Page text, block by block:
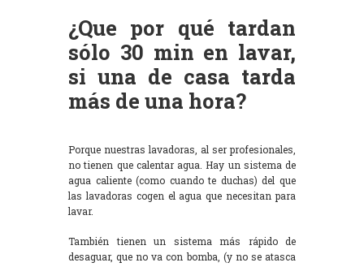
¿Que por qué tardan
sólo 30 min en lavar,
si una de casa tarda
más de una hora?
Porque nuestras lavadoras, al ser profesionales,
no tienen que calentar agua. Hay un sistema de
agua caliente (como cuando te duchas) del que
las lavadoras cogen el agua que necesitan para
lavar.
También tienen un sistema más rápido de
desaguar, que no va con bomba, (y no se atasca